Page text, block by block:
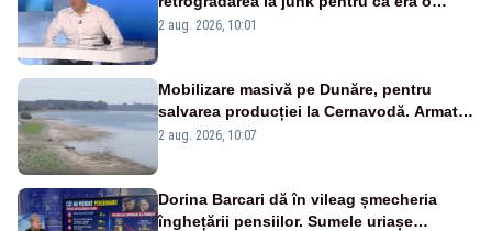
catastrofă pentru bănci și fondurile de
2 aug. 2026, 10:01
Mobilizare masivă pe Dunăre, pentru
salvarea producției la Cernavodă. Armata
va detona o stâncă și va devia apa
2 aug. 2026, 10:07
Dorina Barcari dă în vileag șmecheria
înghețării pensiilor. Sumele uriașe